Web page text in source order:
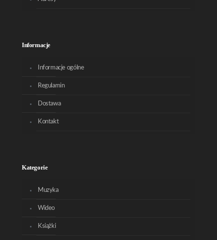
Informacje
Informacje ogólne
Regulamin
Dostawa
Kontakt
Kategorie
Muzyka
Wideo
Książki